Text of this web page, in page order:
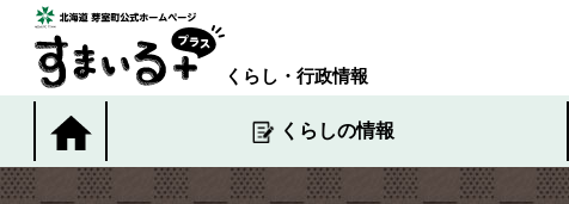
くらし・行政情報
くらしの情報